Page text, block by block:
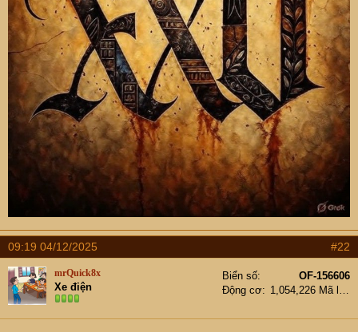
09:19 04/12/2025 #22
mrQuick8x
Xe điện
Biển số
OF-156606
Động cơ
1,054,226 Mã lực